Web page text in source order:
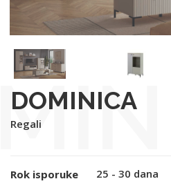
DOMINICA
Regali
Rok isporuke
25 - 30 dana